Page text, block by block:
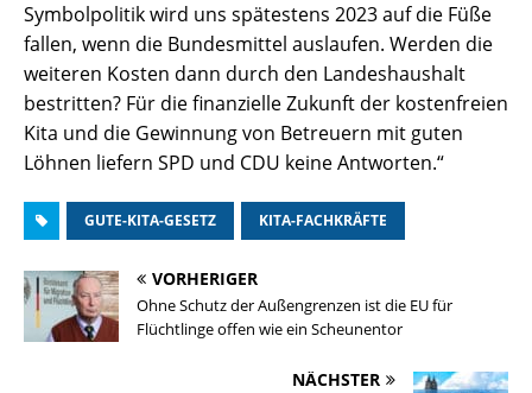
Symbolpolitik wird uns spätestens 2023 auf die Füße
fallen, wenn die Bundesmittel auslaufen. Werden die
weiteren Kosten dann durch den Landeshaushalt
bestritten? Für die finanzielle Zukunft der kostenfreien
Kita und die Gewinnung von Betreuern mit guten
Löhnen liefern SPD und CDU keine Antworten.“
GUTE-KITA-GESETZ KITA-FACHKRÄFTE
VORHERIGER
Ohne Schutz der Außengrenzen ist die EU für
Flüchtlinge offen wie ein Scheunentor
NÄCHSTER